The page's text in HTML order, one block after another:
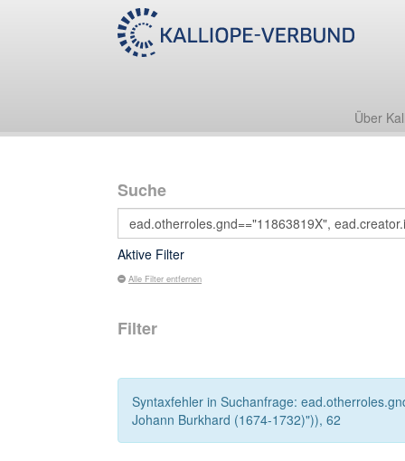
Über
Suche
Aktive Filter
Alle Filter entfernen
Filter
Syntaxfehler in Suchanfrage:
Johann Burkhard (1674-1732)")), 62